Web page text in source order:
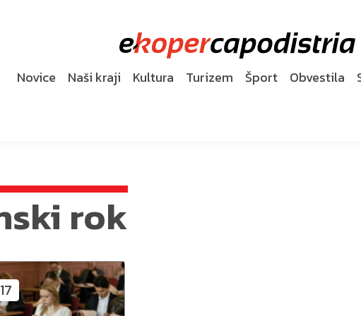
Novice Naši kraji Kultura Turizem Šport Obvestila
rok